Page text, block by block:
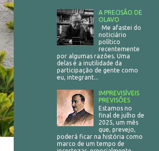
A PRECISÃO DE
OLAVO
Me afastei do
noticiário
político
recentemente
por algumas razões. Uma
delas é a inutilidade da
participação de gente como
eu, integrant...
IMPREVISÍVEIS
PREVISÕES
Estamos no
final de julho de
2025, um mês
que, prevejo,
poderá ficar na história como
marco de um tempo de